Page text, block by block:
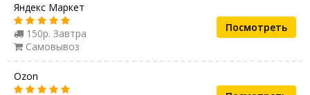
Яндекс Маркет
150р. Завтра
Самовывоз
Посмотреть
Ozon